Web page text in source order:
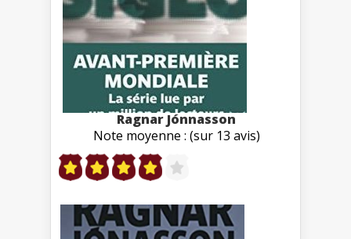
Ragnar Jónnasson
Note moyenne : (sur 13 avis)